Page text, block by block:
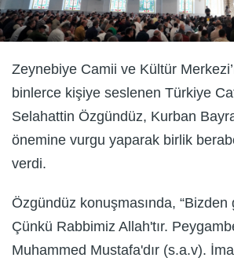
Zeynebiye Camii ve Kültür
binlerce kişiye seslenen Türkiye
Selahattin Özgündüz, Kurban
önemine vurgu yaparak birlik
verdi.
Özgündüz konuşmasında, “Bizden
Çünkü Rabbimiz Allah'tır.
Muhammed Mustafa'dır (s.a.v).